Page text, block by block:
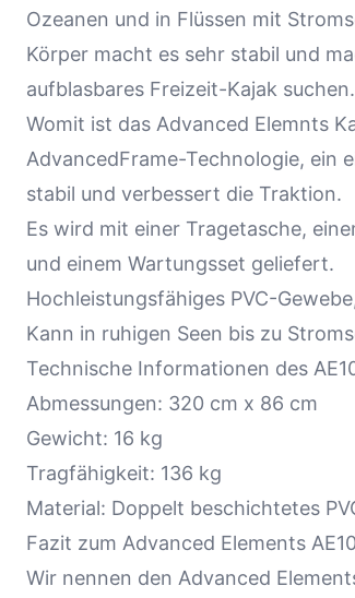
Ozeanen und in Flüssen mit
Körper macht es sehr stabil und
aufblasbares Freizeit-Kajak suchen.
Womit ist das Advanced Elemnts
AdvancedFrame-Technologie, ein
stabil und verbessert die Traktion.
Es wird mit einer Tragetasche,
und einem Wartungsset geliefert.
Hochleistungsfähiges PVC-
Kann in ruhigen Seen bis zu
Technische Informationen des
Abmessungen: 320 cm x 86 cm
Gewicht: 16 kg
Tragfähigkeit: 136 kg
Material: Doppelt beschichtetes
Fazit zum Advanced Elements
Wir nennen den Advanced